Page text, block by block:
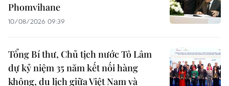
Phomvihane
10/08/2026 09:39
Tổng Bí thư, Chủ tịch nước Tô Lâm
dự kỷ niệm 35 năm kết nối hàng
không, du lịch giữa Việt Nam và